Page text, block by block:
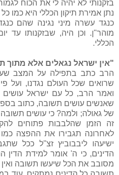
בזקנותי לא יהיה לי את הכוח
נתן אמירת תיקון הכללי היא כמו
כנגד עשרה מיני נגינה שהם
מוהר"ן. וכן היה, שבזקנותו עד
הכללי.
"אין ישראל נגאלים אלא מתוך
הרב כתב בתפילה על המצב
שרואים שכל העולם נגדנו, ועל
ואמר הרב, כל עם ישראל
שאנשים עושים תשובה, כתוב
של גאולה; ולמה? כי עושים
זה הזמן שהלבבות פתוחים
לאחרונה תגבירו את ההפצה
ישיעהו ליבבוביץ זצ''ל ככל
הדינים, כי ה' אומר למידת
מסובב את הכל שיעשו תשובה ואין